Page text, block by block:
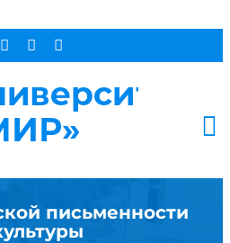
письменности